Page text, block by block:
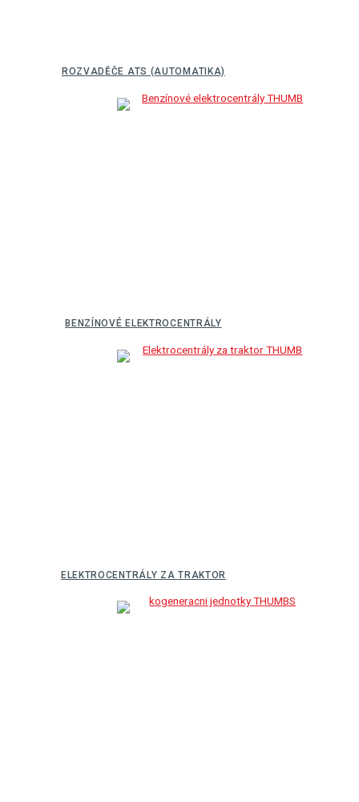
ROZVADĚČE ATS (AUTOMATIKA)
BENZÍNOVÉ ELEKTROCENTRÁLY
ELEKTROCENTRÁLY ZA TRAKTOR